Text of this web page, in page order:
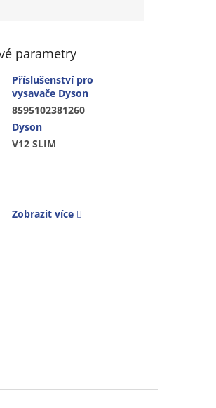
parametry
Příslušenství pro
vysavače Dyson
8595102381260
Dyson
V12 SLIM
Zobrazit více